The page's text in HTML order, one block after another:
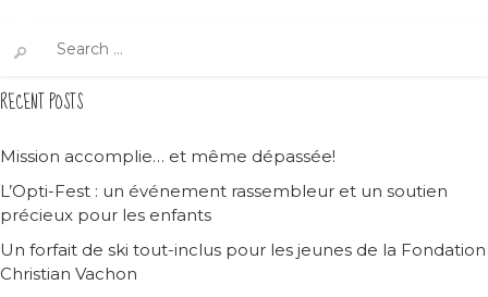
for:
RECENT POSTS
Mission accomplie… et même dépassée!
L’Opti-Fest : un événement rassembleur et un soutien
précieux pour les enfants
Un forfait de ski tout-inclus pour les jeunes de la Fondation
Christian Vachon